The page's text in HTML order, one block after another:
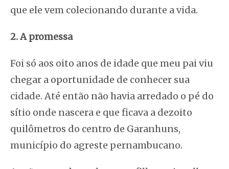
que ele vem colecionando durante a vida.
2. A promessa
Foi só aos oito anos de idade que meu pai viu
chegar a oportunidade de conhecer sua
cidade. Até então não havia arredado o pé do
sítio onde nascera e que ficava a dezoito
quilômetros do centro de Garanhuns,
município do agreste pernambucano.